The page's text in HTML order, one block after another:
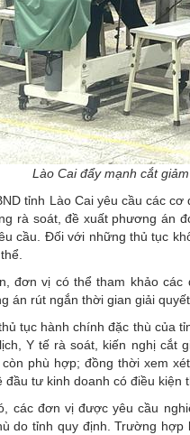
Lào Cai đẩy mạnh cắt
tỉnh Lào Cai yêu cầu các
rà soát, đề xuất phương án
cầu. Đối với những thủ tục
đơn vị có thể tham khảo
án rút ngắn thời gian giải
tục hành chính đặc thù của
Y tế rà soát, kiến nghị cắt
còn phù hợp; đồng thời xem
đầu tư kinh doanh có điều kiện
các đơn vị được yêu cầu
do tỉnh quy định. Trường